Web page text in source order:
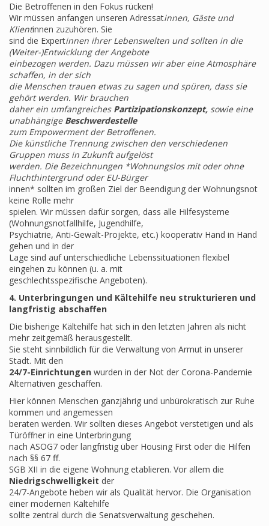
Die Betroffenen in den Fokus rücken!
Wir müssen anfangen unseren Adressatinnen, Gäste und
Klientinnen zuzuhören. Sie
sind die Expertinnen ihrer Lebenswelten und sollten in die
(Weiter-)Entwicklung der Angebote
einbezogen werden. Dazu müssen wir aber eine Atmosphäre
schaffen, in der sich
die Menschen trauen etwas zu sagen und spüren, dass sie
gehört werden. Wir brauchen
daher ein umfangreiches Partizipationskonzept, sowie eine
unabhängige Beschwerdestelle
zum Empowerment der Betroffenen.
Die künstliche Trennung zwischen den verschiedenen
Gruppen muss in Zukunft aufgelöst
werden. Die Bezeichnungen *Wohnungslos mit oder ohne
Fluchthintergrund oder EU-Bürger
innen* sollten im großen Ziel der Beendigung der Wohnungsnot
keine Rolle mehr
spielen. Wir müssen dafür sorgen, dass alle Hilfesysteme
(Wohnungsnotfallhilfe, Jugendhilfe,
Psychiatrie, Anti-Gewalt-Projekte, etc.) kooperativ Hand in Hand
gehen und in der
Lage sind auf unterschiedliche Lebenssituationen flexibel
eingehen zu können (u. a. mit
geschlechtsspezifische Angeboten).
4. Unterbringungen und Kältehilfe neu strukturieren und
langfristig abschaffen
Die bisherige Kältehilfe hat sich in den letzten Jahren als nicht
mehr zeitgemäß herausgestellt.
Sie steht sinnbildlich für die Verwaltung von Armut in unserer
Stadt. Mit den
24/7-Einrichtungen wurden in der Not der Corona-Pandemie
Alternativen geschaffen.
Hier können Menschen ganzjährig und unbürokratisch zur Ruhe
kommen und angemessen
beraten werden. Wir sollten dieses Angebot verstetigen und als
Türöffner in eine Unterbringung
nach ASOG7 oder langfristig über Housing First oder die Hilfen
nach §§ 67 ff.
SGB XII in die eigene Wohnung etablieren. Vor allem die
Niedrigschwelligkeit der
24/7-Angebote heben wir als Qualität hervor. Die Organisation
einer modernen Kältehilfe
sollte zentral durch die Senatsverwaltung geschehen.